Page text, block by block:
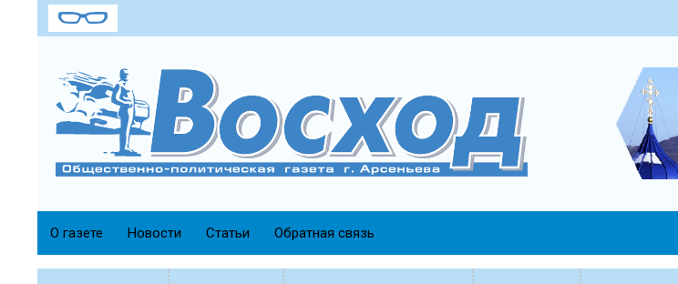
О газете Новости Статьи Обратная связь